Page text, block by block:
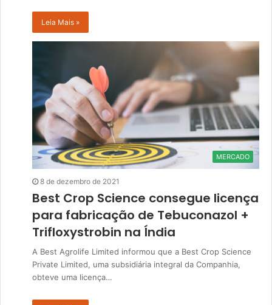
Leia Mais »
MERCADO
8 de dezembro de 2021
Best Crop Science consegue licença
para fabricação de Tebuconazol +
Trifloxystrobin na Índia
A Best Agrolife Limited informou que a Best Crop Science
Private Limited, uma subsidiária integral da Companhia,
obteve uma licença…